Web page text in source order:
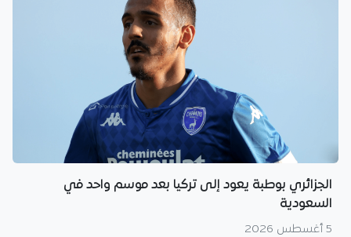
الجزائري بوطبة يعود إلى تركيا بعد موسم واحد في
السعودية
5 أغسطس 2026